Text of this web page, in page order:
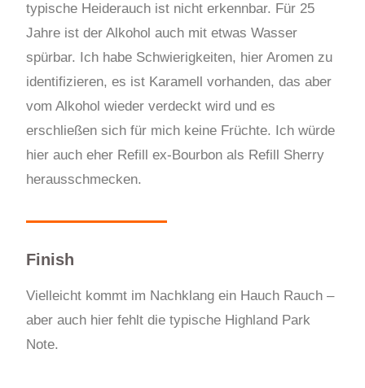
typische Heiderauch ist nicht erkennbar. Für 25
Jahre ist der Alkohol auch mit etwas Wasser
spürbar. Ich habe Schwierigkeiten, hier Aromen zu
identifizieren, es ist Karamell vorhanden, das aber
vom Alkohol wieder verdeckt wird und es
erschließen sich für mich keine Früchte. Ich würde
hier auch eher Refill ex-Bourbon als Refill Sherry
herausschmecken.
Finish
Vielleicht kommt im Nachklang ein Hauch Rauch –
aber auch hier fehlt die typische Highland Park
Note.